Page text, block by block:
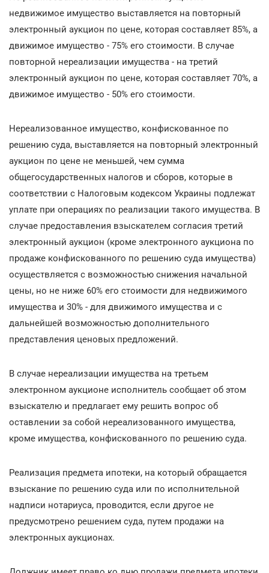
недвижимое имущество выставляется на повторный
электронный аукцион по цене, которая составляет 85%, а
движимое имущество - 75% его стоимости. В случае
повторной нереализации имущества - на третий
электронный аукцион по цене, которая составляет 70%, а
движимое имущество - 50% его стоимости.
Нереализованное имущество, конфискованное по
решению суда, выставляется на повторный электронный
аукцион по цене не меньшей, чем сумма
общегосударственных налогов и сборов, которые в
соответствии с Налоговым кодексом Украины подлежат
уплате при операциях по реализации такого имущества. В
случае предоставления взыскателем согласия третий
электронный аукцион (кроме электронного аукциона по
продаже конфискованного по решению суда имущества)
осуществляется с возможностью снижения начальной
цены, но не ниже 60% его стоимости для недвижимого
имущества и 30% - для движимого имущества и с
дальнейшей возможностью дополнительного
представления ценовых предложений.
В случае нереализации имущества на третьем
электронном аукционе исполнитель сообщает об этом
взыскателю и предлагает ему решить вопрос об
оставлении за собой нереализованного имущества,
кроме имущества, конфискованного по решению суда.
Реализация предмета ипотеки, на который обращается
взыскание по решению суда или по исполнительной
надписи нотариуса, проводится, если другое не
предусмотрено решением суда, путем продажи на
электронных аукционах.